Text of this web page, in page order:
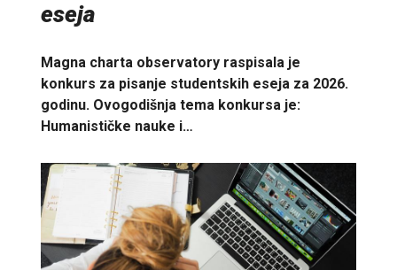
eseja
Magna charta observatory raspisala je
konkurs za pisanje studentskih eseja za 2026.
godinu. Ovogodišnja tema konkursa je:
Humanističke nauke i…